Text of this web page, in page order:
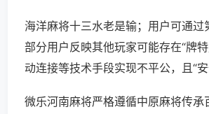
海洋麻将十三水老是输；用户可通过
部分用户反映其他玩家可能存在“牌
动连接等技术手段实现不平公，且“安
微乐河南麻将严格遵循中原麻将传